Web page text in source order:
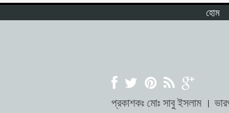
হোম
প্রকাশকঃ মোঃ সাবু ইসলাম ।